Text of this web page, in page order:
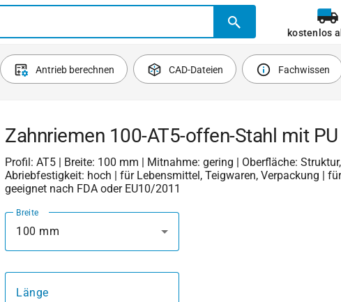
kostenlos
Antrieb berechnen CAD-Dateien Fachwissen
Zahnriemen 100-AT5-offen-Stahl mit
Profil: AT5 | Breite: 100 mm | Mitnahme: gering | Oberfläche:
Abriebfestigkeit: hoch | für Lebensmittel, Teigwaren, Verpackung |
geeignet nach FDA oder EU10/2011
Breite
100 mm
Länge